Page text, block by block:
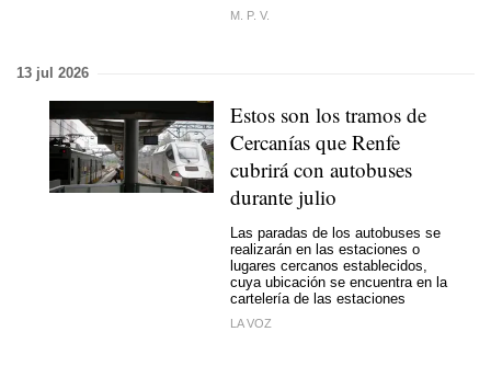
M. P. V.
13 jul 2026
Estos son los tramos de
Cercanías que Renfe
cubrirá con autobuses
durante julio
Las paradas de los autobuses se
realizarán en las estaciones o
lugares cercanos establecidos,
cuya ubicación se encuentra en la
cartelería de las estaciones
LA VOZ